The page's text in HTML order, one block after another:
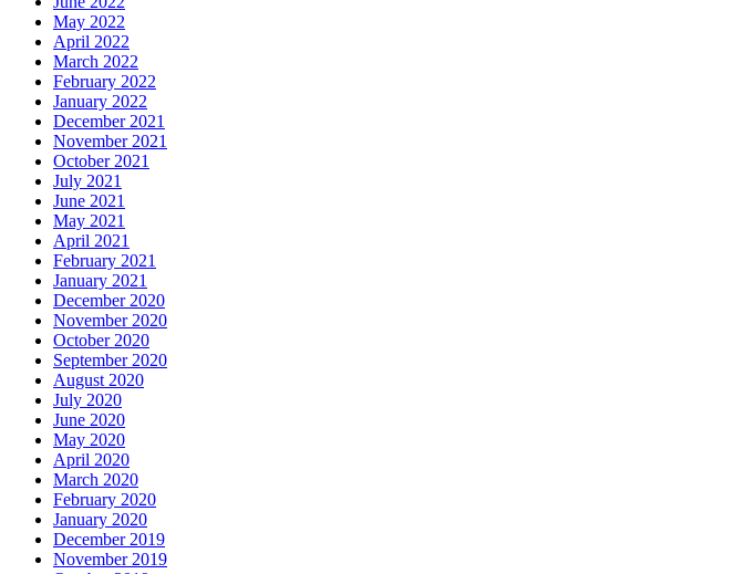
May 2022
April 2022
March 2022
February 2022
January 2022
December 2021
November 2021
October 2021
July 2021
June 2021
May 2021
April 2021
February 2021
January 2021
December 2020
November 2020
October 2020
September 2020
August 2020
July 2020
June 2020
May 2020
April 2020
March 2020
February 2020
January 2020
December 2019
November 2019